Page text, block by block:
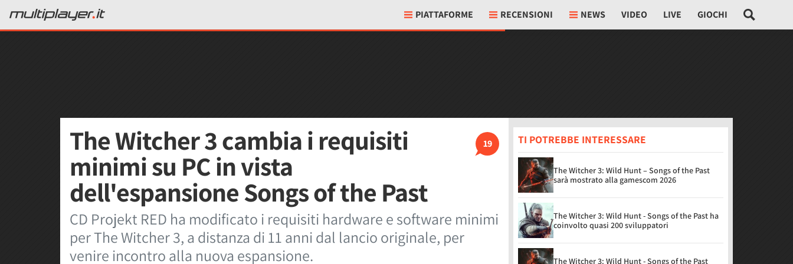
PIATTAFORME RECENSIONI NEWS VIDEO LIVE GIOCHI
19
The Witcher 3 cambia i requisiti
minimi su PC in vista
dell'espansione Songs of the Past
CD Projekt RED ha modificato i requisiti hardware e software minimi
per The Witcher 3, a distanza di 11 anni dal lancio originale, per
venire incontro alla nuova espansione.
TI POTREBBE INTERESSARE
The Witcher 3: Wild Hunt – Songs of the Past
sarà mostrato alla gamescom 2026
The Witcher 3: Wild Hunt - Songs of the Past ha
coinvolto quasi 200 sviluppatori
The Witcher 3: Wild Hunt - Songs of the Past